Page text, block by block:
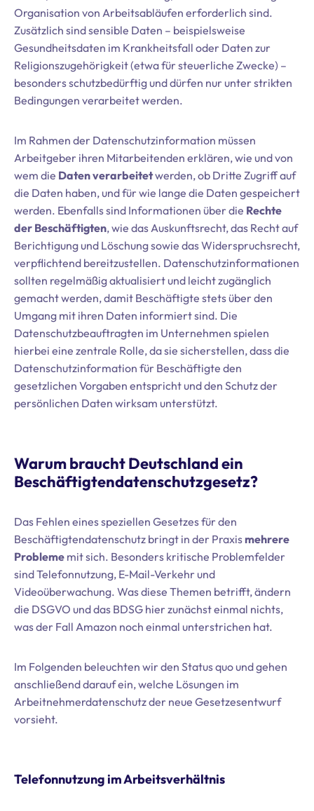
Organisation von Arbeitsabläufen erforderlich sind.
Zusätzlich sind sensible Daten – beispielsweise
Gesundheitsdaten im Krankheitsfall oder Daten zur
Religionszugehörigkeit (etwa für steuerliche Zwecke) –
besonders schutzbedürftig und dürfen nur unter strikten
Bedingungen verarbeitet werden.
Im Rahmen der Datenschutzinformation müssen
Arbeitgeber ihren Mitarbeitenden erklären, wie und von
wem die Daten verarbeitetwerden, ob Dritte Zugriff auf
die Daten haben, und für wie lange die Daten gespeichert
werden. Ebenfalls sind Informationen über die Rechte
der Beschäftigten, wie das Auskunftsrecht, das Recht auf
Berichtigung und Löschung sowie das Widerspruchsrecht,
verpflichtend bereitzustellen. Datenschutzinformationen
sollten regelmäßig aktualisiert und leicht zugänglich
gemacht werden, damit Beschäftigte stets über den
Umgang mit ihren Daten informiert sind. Die
Datenschutzbeauftragten im Unternehmen spielen
hierbei eine zentrale Rolle, da sie sicherstellen, dass die
Datenschutzinformation für Beschäftigte den
gesetzlichen Vorgaben entspricht und den Schutz der
persönlichen Daten wirksam unterstützt.
Warum braucht Deutschland ein
Beschäftigtendatenschutzgesetz?
Das Fehlen eines speziellen Gesetzes für den
Beschäftigtendatenschutz bringt in der Praxismehrere
Probleme mit sich. Besonders kritische Problemfelder
sind Telefonnutzung, E-Mail-Verkehr und
Videoüberwachung. Was diese Themen betrifft, ändern
die DSGVO und das BDSG hier zunächst einmal nichts,
was der Fall Amazon noch einmal unterstrichen hat.
Im Folgenden beleuchten wir den Status quo und gehen
anschließend darauf ein, welche Lösungen im
Arbeitnehmerdatenschutz der neue Gesetzesentwurf
vorsieht.
Telefonnutzung im Arbeitsverhältnis